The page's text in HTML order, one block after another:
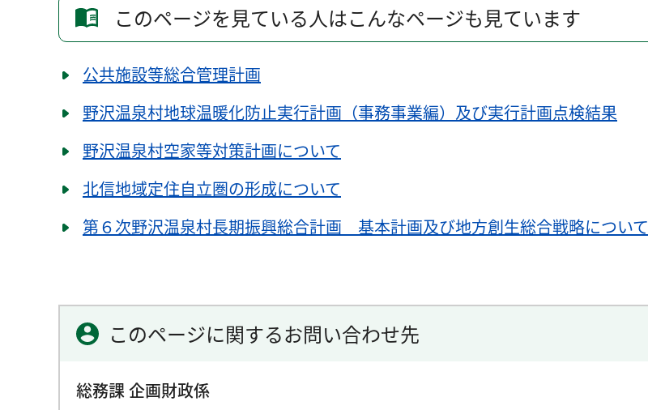
このページを見ている人はこんなページも見ています
公共施設等総合管理計画
野沢温泉村地球温暖化防止実行計画（事務事業編）及び実行計画点検結果
野沢温泉村空家等対策計画について
北信地域定住自立圏の形成について
第６次野沢温泉村長期振興総合計画 基本計画及び地方創生総合戦略について
このページに関するお問い合わせ先
総務課 企画財政係